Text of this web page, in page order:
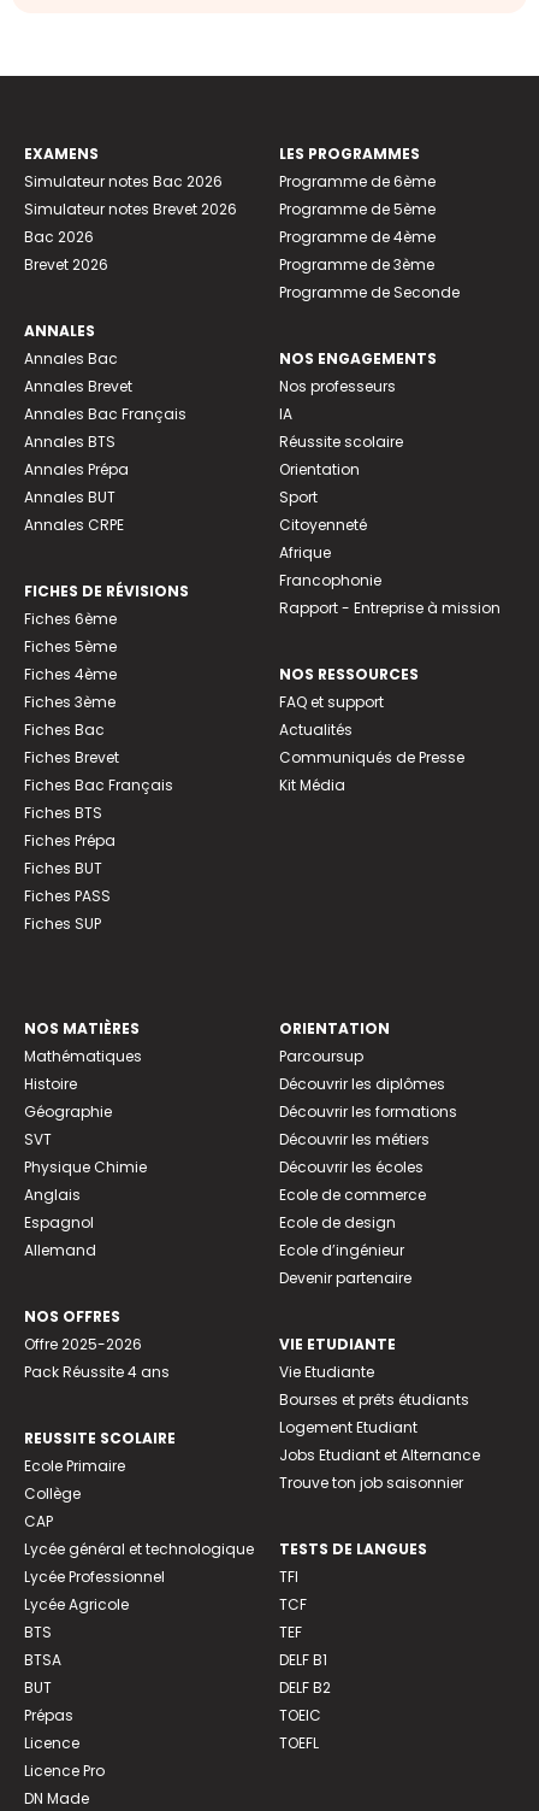
EXAMENS
Simulateur notes Bac 2026
Simulateur notes Brevet 2026
Bac 2026
Brevet 2026
ANNALES
Annales Bac
Annales Brevet
Annales Bac Français
Annales BTS
Annales Prépa
Annales BUT
Annales CRPE
FICHES DE RÉVISIONS
Fiches 6ème
Fiches 5ème
Fiches 4ème
Fiches 3ème
Fiches Bac
Fiches Brevet
Fiches Bac Français
Fiches BTS
Fiches Prépa
Fiches BUT
Fiches PASS
Fiches SUP
LES PROGRAMMES
Programme de 6ème
Programme de 5ème
Programme de 4ème
Programme de 3ème
Programme de Seconde
NOS ENGAGEMENTS
Nos professeurs
IA
Réussite scolaire
Orientation
Sport
Citoyenneté
Afrique
Francophonie
Rapport - Entreprise à mission
NOS RESSOURCES
FAQ et support
Actualités
Communiqués de Presse
Kit Média
NOS MATIÈRES
Mathématiques
Histoire
Géographie
SVT
Physique Chimie
Anglais
Espagnol
Allemand
NOS OFFRES
Offre 2025-2026
Pack Réussite 4 ans
REUSSITE SCOLAIRE
Ecole Primaire
Collège
CAP
Lycée général et technologique
Lycée Professionnel
Lycée Agricole
BTS
BTSA
BUT
Prépas
Licence
Licence Pro
DN Made
ORIENTATION
Parcoursup
Découvrir les diplômes
Découvrir les formations
Découvrir les métiers
Découvrir les écoles
Ecole de commerce
Ecole de design
Ecole d’ingénieur
Devenir partenaire
VIE ETUDIANTE
Vie Etudiante
Bourses et prêts étudiants
Logement Etudiant
Jobs Etudiant et Alternance
Trouve ton job saisonnier
TESTS DE LANGUES
TFI
TCF
TEF
DELF B1
DELF B2
TOEIC
TOEFL